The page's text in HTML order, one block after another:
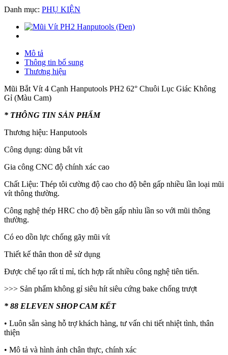
Danh mục: PHỤ KIỆN
Mô tả
Thông tin bổ sung
Thương hiệu
Mũi Bắt Vít 4 Cạnh Hanputools PH2 62° Chuôi Lục Giác Không
Gỉ (Màu Cam)
* THÔNG TIN SẢN PHẨM
Thương hiệu: Hanputools
Công dụng: dùng bắt vít
Gia công CNC độ chính xác cao
Chất Liệu: Thép tôi cường độ cao cho độ bên gấp nhiều lần loại mũi
vít thông thường.
Công nghệ thép HRC cho độ bền gấp nhìu lần so với mũi thông
thường.
Có eo dồn lực chống gãy mũi vít
Thiết kế thân thon dễ sử dụng
Được chế tạo rất tỉ mỉ, tích hợp rất nhiều công nghệ tiên tiến.
>>> Sản phẩm không gỉ siêu hít siêu cứng bake chống trượt
* 88 ELEVEN SHOP CAM KẾT
• Luôn sẵn sàng hỗ trợ khách hàng, tư vấn chi tiết nhiệt tình, thân
thiện
• Mô tả và hình ảnh chân thực, chính xác